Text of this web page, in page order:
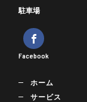
駐車場
Facebook
ホーム
サービス